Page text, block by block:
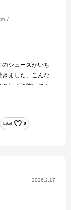
のシューズがいち
きました、こんな
しては特にセッ
早く動きたい選
Like! 0
2026.2.17